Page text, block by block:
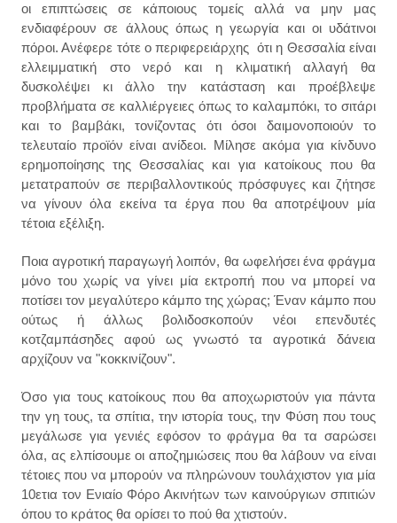
οι επιπτώσεις σε κάποιους τομείς αλλά να μην μας
ενδιαφέρουν σε άλλους όπως η γεωργία και οι υδάτινοι
πόροι. Ανέφερε τότε ο περιφερειάρχης ότι η Θεσσαλία είναι
ελλειμματική στο νερό και η κλιματική αλλαγή θα
δυσκολέψει κι άλλο την κατάσταση και προέβλεψε
προβλήματα σε καλλιέργειες όπως το καλαμπόκι, το σιτάρι
και το βαμβάκι, τονίζοντας ότι όσοι δαιμονοποιούν το
τελευταίο προϊόν είναι ανίδεοι. Μίλησε ακόμα για κίνδυνο
ερημοποίησης της Θεσσαλίας και για κατοίκους που θα
μετατραπούν σε περιβαλλοντικούς πρόσφυγες και ζήτησε
να γίνουν όλα εκείνα τα έργα που θα αποτρέψουν μία
τέτοια εξέλιξη.
Ποια αγροτική παραγωγή λοιπόν, θα ωφελήσει ένα φράγμα
μόνο του χωρίς να γίνει μία εκτροπή που να μπορεί να
ποτίσει τον μεγαλύτερο κάμπο της χώρας; Έναν κάμπο που
ούτως ή άλλως βολιδοσκοπούν νέοι επενδυτές
κοτζαμπάσηδες αφού ως γνωστό τα αγροτικά δάνεια
αρχίζουν να "κοκκινίζουν".
Όσο για τους κατοίκους που θα αποχωριστούν για πάντα
την γη τους, τα σπίτια, την ιστορία τους, την Φύση που τους
μεγάλωσε για γενιές εφόσον το φράγμα θα τα σαρώσει
όλα, ας ελπίσουμε οι αποζημιώσεις που θα λάβουν να είναι
τέτοιες που να μπορούν να πληρώνουν τουλάχιστον για μία
10ετια τον Ενιαίο Φόρο Ακινήτων των καινούργιων σπιτιών
όπου το κράτος θα ορίσει το πού θα χτιστούν.